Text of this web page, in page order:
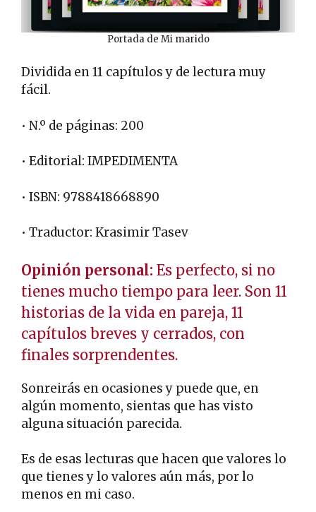
Portada de Mi marido
Dividida en 11 capítulos y de lectura muy
fácil.
• N.º de páginas: 200
• Editorial: IMPEDIMENTA
• ISBN: 9788418668890
• Traductor: Krasimir Tasev
Opinión personal: Es perfecto, si no
tienes mucho tiempo para leer. Son 11
historias de la vida en pareja, 11
capítulos breves y cerrados, con
finales sorprendentes.
Sonreirás en ocasiones y puede que, en
algún momento, sientas que has visto
alguna situación parecida.
Es de esas lecturas que hacen que valores lo
que tienes y lo valores aún más, por lo
menos en mi caso.